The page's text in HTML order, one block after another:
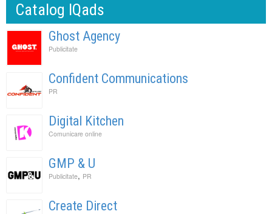
Catalog IQads
Ghost Agency
Publicitate
Confident Communications
PR
Digital Kitchen
Comunicare online
GMP & U
Publicitate, PR
Create Direct